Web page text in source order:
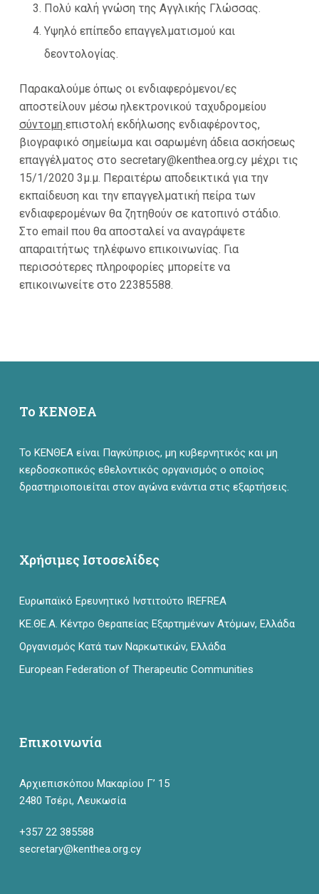
Πολύ καλή γνώση της Αγγλικής Γλώσσας.
Υψηλό επίπεδο επαγγελματισμού και
δεοντολογίας.
Παρακαλούμε όπως οι ενδιαφερόμενοι/ες
αποστείλουν μέσω ηλεκτρονικού ταχυδρομείου
σύντομη επιστολή εκδήλωσης ενδιαφέροντος,
βιογραφικό σημείωμα και σαρωμένη άδεια ασκήσεως
επαγγέλματος στο secretary@kenthea.org.cy μέχρι τις
15/1/2020 3μ.μ. Περαιτέρω αποδεικτικά για την
εκπαίδευση και την επαγγελματική πείρα των
ενδιαφερομένων θα ζητηθούν σε κατοπινό στάδιο.
Στο email που θα αποσταλεί να αναγράψετε
απαραιτήτως τηλέφωνο επικοινωνίας. Για
περισσότερες πληροφορίες μπορείτε να
επικοινωνείτε στο 22385588.
Το ΚΕΝΘΕΑ
Το ΚΕΝΘΕΑ είναι Παγκύπριος, μη κυβερνητικός και μη
κερδοσκοπικός εθελοντικός οργανισμός ο οποίος
δραστηριοποιείται στον αγώνα ενάντια στις εξαρτήσεις.
Χρήσιμες Ιστοσελίδες
Ευρωπαϊκό Ερευνητικό Ινστιτούτο IREFREA
ΚΕ.ΘΕ.Α. Κέντρο Θεραπείας Εξαρτημένων Ατόμων, Ελλάδα
Οργανισμός Κατά των Ναρκωτικών, Ελλάδα
European Federation of Therapeutic Communities
Επικοινωνία
Αρχιεπισκόπου Μακαρίου Γ’ 15
2480 Τσέρι, Λευκωσία
+357 22 385588
secretary@kenthea.org.cy